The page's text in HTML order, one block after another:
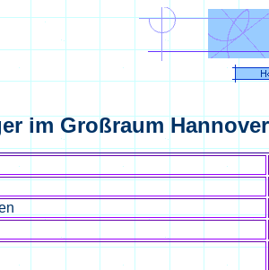
im Großraum Hannover